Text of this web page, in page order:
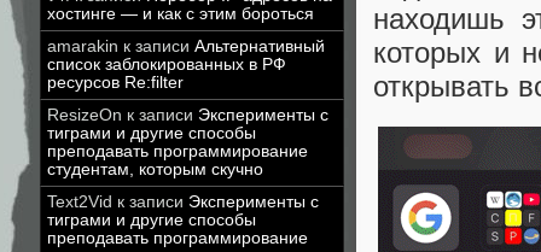
хостинге — и как с этим бороться
amarakin к записи Альтернативный
список заблокированных в РФ
ресурсов Re:filter
ResizeOn к записи Эксперименты с
тиграми и другие способы
преподавать программирование
студентам, которым скучно
Text2Vid к записи Эксперименты с
тиграми и другие способы
преподавать программирование
находишь
которых и
открывать